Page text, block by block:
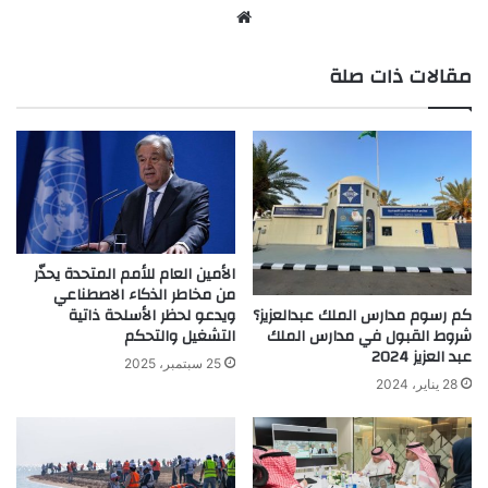
مقالات ذات صلة
كم رسوم مدارس الملك عبدالعزيز؟
شروط القبول في مدارس الملك
عبد العزيز 2024
28 يناير، 2024
الأمين العام للأمم المتحدة يحذّر
من مخاطر الذكاء الاصطناعي
ويدعو لحظر الأسلحة ذاتية
التشغيل والتحكم
25 سبتمبر، 2025